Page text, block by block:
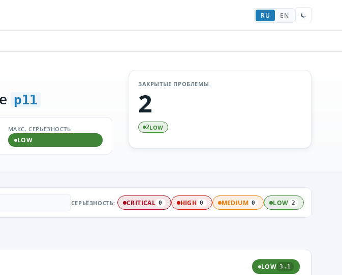
RU EN
p11
МАКС. СЕРЬЁЗНОСТЬ
LOW
ЗАКРЫТЫЕ ПРОБЛЕМЫ
2
2LOW
СЕРЬЁЗНОСТЬ: CRITICAL 0 HIGH 0 MEDIUM 0 LOW 2
LOW 3.1